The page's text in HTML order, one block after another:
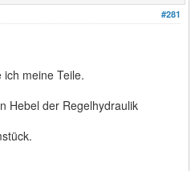
#281
meine Teile.
Hebel der Regelhydraulik